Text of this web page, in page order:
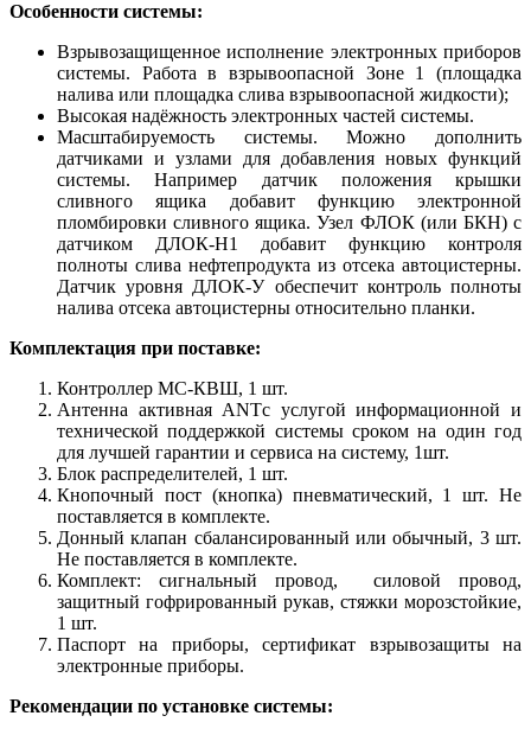
Особенности системы:
Взрывозащищенное исполнение электронных приборов
системы. Работа в взрывоопасной Зоне 1 (площадка
налива или площадка слива взрывоопасной жидкости);
Высокая надёжность электронных частей системы.
Масштабируемость системы. Можно дополнить
датчиками и узлами для добавления новых функций
системы. Например датчик положения крышки
сливного ящика добавит функцию электронной
пломбировки сливного ящика. Узел ФЛОК (или БКН) с
датчиком ДЛОК-Н1 добавит функцию контроля
полноты слива нефтепродукта из отсека автоцистерны.
Датчик уровня ДЛОК-У обеспечит контроль полноты
налива отсека автоцистерны относительно планки.
Комплектация при поставке:
Контроллер МС-КВШ, 1 шт.
Антенна активная ANTс услугой информационной и
технической поддержкой системы сроком на один год
для лучшей гарантии и сервиса на систему, 1шт.
Блок распределителей, 1 шт.
Кнопочный пост (кнопка) пневматический, 1 шт. Не
поставляется в комплекте.
Донный клапан сбалансированный или обычный, 3 шт.
Не поставляется в комплекте.
Комплект: сигнальный провод, силовой провод,
защитный гофрированный рукав, стяжки морозстойкие,
1 шт.
Паспорт на приборы, сертификат взрывозащиты на
электронные приборы.
Рекомендации по установке системы: